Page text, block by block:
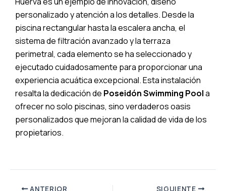
personalizado y atención a los detalles. Desde la
piscina rectangular hasta la escalera ancha, el
sistema de filtración avanzado y la terraza
perimetral, cada elemento se ha seleccionado y
ejecutado cuidadosamente para proporcionar una
experiencia acuática excepcional. Esta instalación
resalta la dedicación de Poseidón Swimming Poola
ofrecer no solo piscinas, sino verdaderos oasis
personalizados que mejoran la calidad de vida de los
propietarios.
ANTERIOR SIGUIENTE